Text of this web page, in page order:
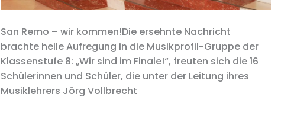
San Remo – wir kommen!Die ersehnte Nachricht
brachte helle Aufregung in die Musikprofil-Gruppe der
Klassenstufe 8: „Wir sind im Finale!“, freuten sich die 16
Schülerinnen und Schüler, die unter der Leitung ihres
Musiklehrers Jörg Vollbrecht